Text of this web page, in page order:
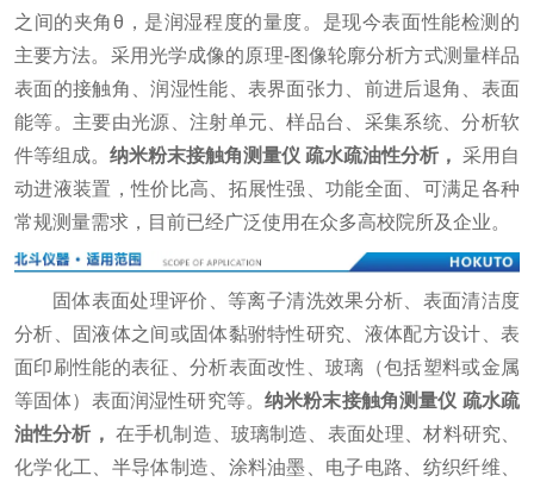
之间的夹角θ，是润湿程度的量度。是现今表面性能检测的
主要方法。采用光学成像的原理-图像轮廓分析方式测量样品
表面的接触角、润湿性能、表界面张力、前进后退角、表面
能等。主要由光源、注射单元、样品台、采集系统、分析软
件等组成。 纳米粉末接触角测量仪 疏水疏油性分析 ， 采用自
动进液装置，性价比高、拓展性强、功能全面、可满足各种
常规测量需求，目前已经广泛使用在众多高校院所及企业。
固体表面处理评价、等离子清洗效果分析、表面清洁度
分析、固液体之间或固体黏驸特性研究、液体配方设计、表
面印刷性能的表征、分析表面改性、玻璃（包括塑料或金属
等固体）表面润湿性研究等。 纳米粉末接触角测量仪 疏水疏
油性分析 ， 在手机制造、玻璃制造、表面处理、材料研究、
化学化工、半导体制造、涂料油墨、电子电路、纺织纤维、